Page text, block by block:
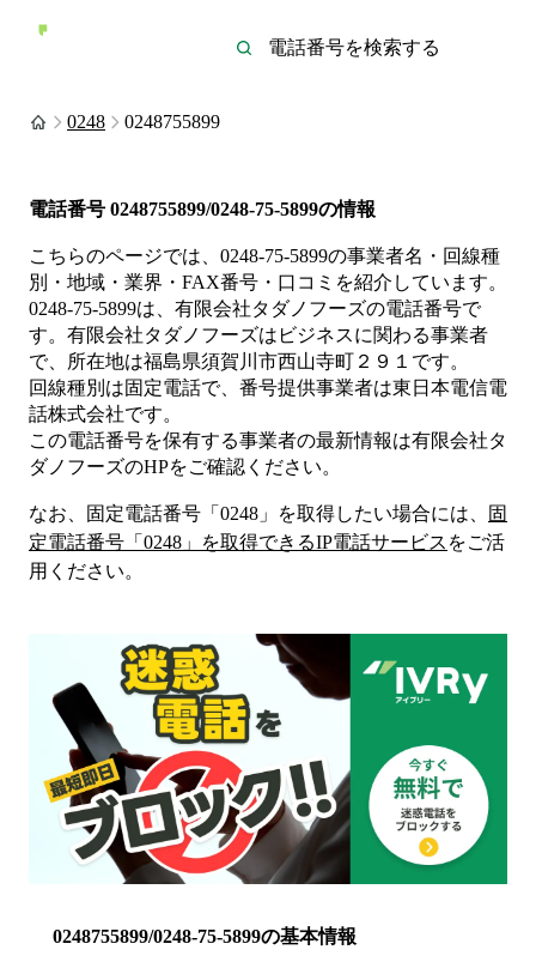
0248 0248755899
電話番号 0248755899/0248-75-5899の情報
こちらのページでは、 0248-75-5899の事業者名・回線種
別・地域・業界・FAX番号・口コミを紹介しています。
0248-75-5899は、 有限会社タダノフーズの電話番号で
す。 有限会社タダノフーズは ビジネスに関わる事業者
で、所在地は福島県須賀川市西山寺町２９１ です。
回線種別は固定電話で、番号提供事業者は東日本電信電
話株式会社です。
この電話番号を保有する事業者の最新情報は有限会社タ
ダノフーズのHPをご確認ください。
なお、固定電話番号「 0248 」を取得したい場合には、
固
定電話番号「 0248 」を取得できるIP電話サービス をご活
用ください。
0248755899/0248-75-5899の基本情報